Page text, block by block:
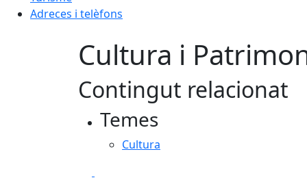
Adreces i telèfons
Cultura i
Contingut relacionat
Temes
Cultura